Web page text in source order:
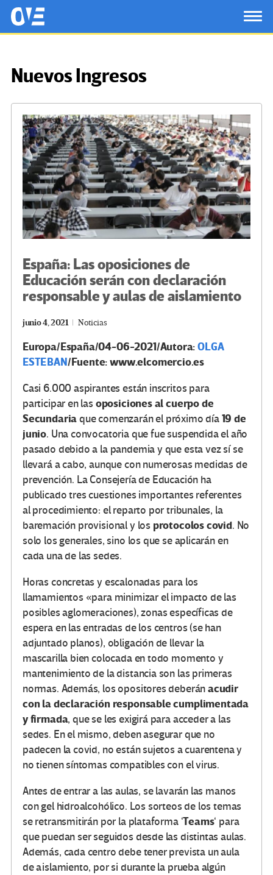
Saltar al contenido principal
OtrasVocesenEducacion.org
Nuevos Ingresos
España: Las oposiciones de
Educación serán con declaración
responsable y aulas de aislamiento
junio 4, 2021 Noticias
Europa/España/04-06-2021/Autora:OLGA
ESTEBAN/Fuente: www.elcomercio.es
Casi 6.000 aspirantes están inscritos para
participar en las oposiciones al cuerpo de
Secundariaque comenzarán el próximo día19 de
junio. Una convocatoria que fue suspendida el año
pasado debido a la pandemia y que esta vez sí se
llevará a cabo, aunque con numerosas medidas de
prevención. La Consejería de Educación ha
publicado tres cuestiones importantes referentes
al procedimiento: el reparto por tribunales, la
baremación provisional y los protocolos covid. No
solo los generales, sino los que se aplicarán en
cada una de las sedes.
Horas concretas y escalonadas para los
llamamientos «para minimizar el impacto de las
posibles aglomeraciones), zonas específicas de
espera en las entradas de los centros (se han
adjuntado planos), obligación de llevar la
mascarilla bien colocada en todo momento y
mantenimiento de la distancia son las primeras
normas. Además, los opositores deberánacudir
con la declaración responsable cumplimentada
y firmada, que se les exigirá para acceder a las
sedes. En el mismo, deben asegurar que no
padecen la covid, no están sujetos a cuarentena y
no tienen síntomas compatibles con el virus.
Antes de entrar a las aulas, se lavarán las manos
con gel hidroalcohólico. Los sorteos de los temas
se retransmitirán por la plataforma ‘Teams‘ para
que puedan ser seguidos desde las distintas aulas.
Además, cada centro debe tener prevista un aula
de aislamiento, por si durante la prueba algún